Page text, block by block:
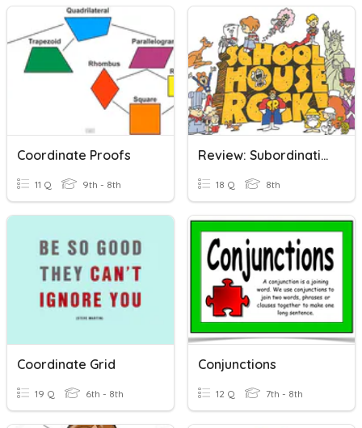
Coordinate Proofs
11 Q 9th - 8th
Review: Subordinating Conjunctions
18 Q 8th
Coordinate Grid
19 Q 6th - 8th
Conjunctions
12 Q 7th - 8th